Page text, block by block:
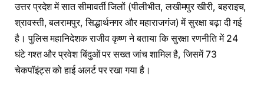
उत्तर प्रदेश में सात सीमावर्ती जिलों (पीलीभीत, लखीमपुर खीरी, बहराइच,
श्रावस्ती, बलरामपुर, सिद्धार्थनगर और महाराजगंज) में सुरक्षा बढ़ा दी गई
है। पुलिस महानिदेशक राजीव कृष्ण ने बताया कि सुरक्षा रणनीति में 24
घंटे गश्त और प्रवेश बिंदुओं पर सख्त जांच शामिल है, जिसमें 73
चेकपॉइंट्स को हाई अलर्ट पर रखा गया है।